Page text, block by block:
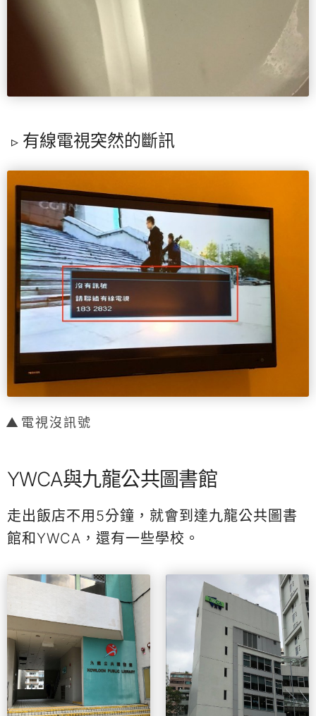
有線電視突然的斷訊
電視沒訊號
YWCA與九龍公共圖書館
走出飯店不用5分鐘，就會到達九龍公共圖書
館和YWCA，還有一些學校。